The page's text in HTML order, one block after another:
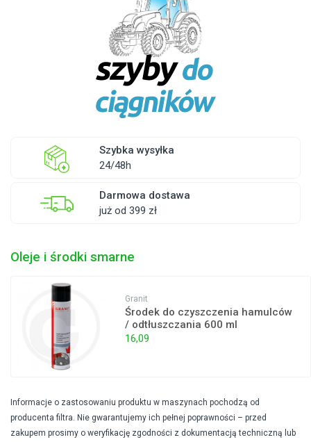
Szybka wysyłka
24/48h
Darmowa dostawa
już od 399 zł
Oleje i środki smarne
Granit
Środek do czyszczenia hamulców
/ odtłuszczania 600 ml
16,09
Informacje o zastosowaniu produktu w maszynach pochodzą od
producenta filtra. Nie gwarantujemy ich pełnej poprawności – przed
zakupem prosimy o weryfikację zgodności z dokumentacją techniczną lub